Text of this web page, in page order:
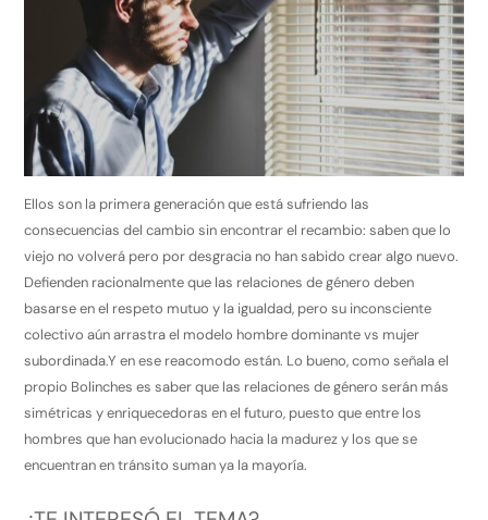
Ellos son la primera generación que está sufriendo las
consecuencias del cambio sin encontrar el recambio: saben que lo
viejo no volverá pero por desgracia no han sabido crear algo nuevo.
Defienden racionalmente que las relaciones de género deben
basarse en el respeto mutuo y la igualdad, pero su inconsciente
colectivo aún arrastra el modelo hombre dominante vs mujer
subordinada.Y en ese reacomodo están. Lo bueno, como señala el
propio Bolinches es saber que las relaciones de género serán más
simétricas y enriquecedoras en el futuro, puesto que entre los
hombres que han evolucionado hacia la madurez y los que se
encuentran en tránsito suman ya la mayoría.